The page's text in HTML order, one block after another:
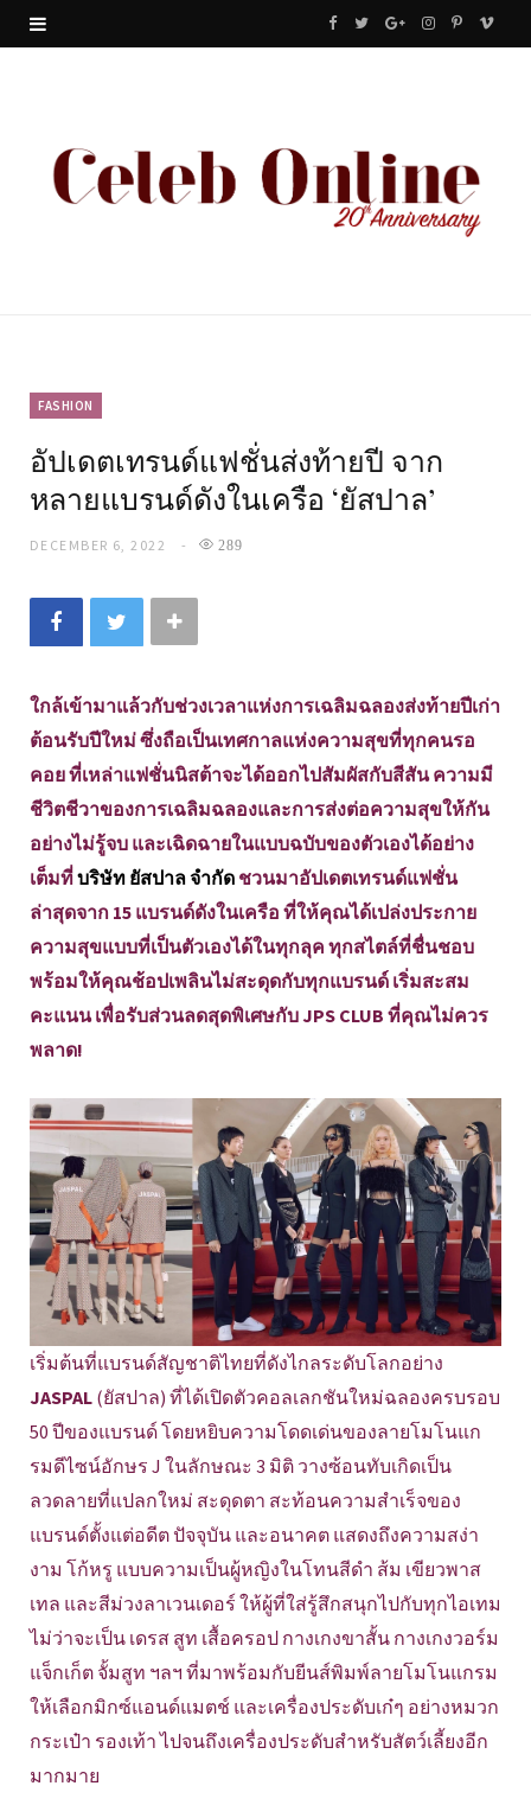
F
e
b
T
t
G
g
l
I
t
a
P
t
e
V
FASHION
อัปเดตเทรนด์แฟชั่นส่งท้ายปี จาก
หลายแบรนด์ดังในเครือ ‘ยัสปาล’
DECEMBER 6, 2022 289
ใกล้เข้ามาแล้วกับช่วงเวลาแห่งการเฉลิมฉลองส่งท้ายปีเก่า
ต้อนรับปีใหม่ ซึ่งถือเป็นเทศกาลแห่งความสุขที่ทุกคนรอ
คอย ที่เหล่าแฟชั่นนิสต้าจะได้ออกไปสัมผัสกับสีสัน ความมี
ชีวิตชีวาของการเฉลิมฉลองและการส่งต่อความสุขให้กัน
อย่างไม่รู้จบ และเฉิดฉายในแบบฉบับของตัวเองได้อย่าง
เต็มที่บริษัท ยัสปาล จำกัด ชวนมาอัปเดตเทรนด์แฟชั่น
ล่าสุดจาก 15 แบรนด์ดังในเครือ ที่ให้คุณได้เปล่งประกาย
ความสุขแบบที่เป็นตัวเองได้ในทุกลุค ทุกสไตล์ที่ชื่นชอบ
พร้อมให้คุณช้อปเพลินไม่สะดุดกับทุกแบรนด์ เริ่มสะสม
คะแนน เพื่อรับส่วนลดสุดพิเศษกับ JPS CLUB ที่คุณไม่ควร
พลาด!
เริ่มต้นที่แบรนด์สัญชาติไทยที่ดังไกลระดับโลกอย่าง
JASPAL (ยัสปาล) ที่ได้เปิดตัวคอลเลกชันใหม่ฉลองครบรอบ
50 ปีของแบรนด์ โดยหยิบความโดดเด่นของลายโมโนแก
รมดีไซน์อักษร J ในลักษณะ 3 มิติ วางซ้อนทับเกิดเป็น
ลวดลายที่แปลกใหม่ สะดุดตา สะท้อนความสำเร็จของ
แบรนด์ตั้งแต่อดีต ปัจจุบัน และอนาคต แสดงถึงความสง่า
งาม โก้หรู แบบความเป็นผู้หญิงในโทนสีดำ ส้ม เขียวพาส
เทล และสีม่วงลาเวนเดอร์ ให้ผู้ที่ใส่รู้สึกสนุกไปกับทุกไอเทม
ไม่ว่าจะเป็น เดรส สูท เสื้อครอป กางเกงขาสั้น กางเกงวอร์ม
แจ็กเก็ต จั้มสูท ฯลฯ ที่มาพร้อมกับยีนส์พิมพ์ลายโมโนแกรม
ให้เลือกมิกซ์แอนด์แมตช์ และเครื่องประดับเก๋ๆ อย่างหมวก
กระเป๋า รองเท้า ไปจนถึงเครื่องประดับสำหรับสัตว์เลี้ยงอีก
มากมาย